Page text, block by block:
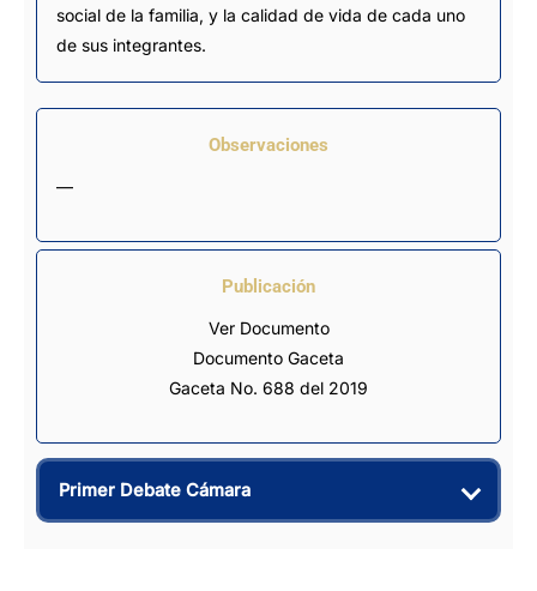
social de la familia, y la calidad de vida de cada uno
de sus integrantes.
Observaciones
—
Publicación
Ver Documento
Documento Gaceta
Gaceta No. 688 del 2019
Primer Debate Cámara